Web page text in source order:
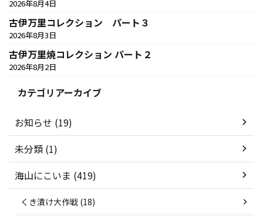
2026年8月4日
古伊万里コレクション パート３
2026年8月3日
古伊万里焼コレクション パート２
2026年8月2日
カテゴリアーカイブ
お知らせ (19)
未分類 (1)
海山にこいま (419)
くき漬け大作戦 (18)